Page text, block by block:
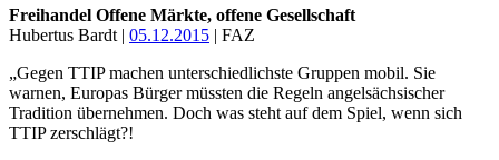
Freihandel Offene Märkte, offene Gesellschaft
Hubertus Bardt | 05.12.2015 | FAZ
„Gegen TTIP machen unterschiedlichste Gruppen mobil. Sie
warnen, Europas Bürger müssten die Regeln angelsächsischer
Tradition übernehmen. Doch was steht auf dem Spiel, wenn sich
TTIP zerschlägt?!